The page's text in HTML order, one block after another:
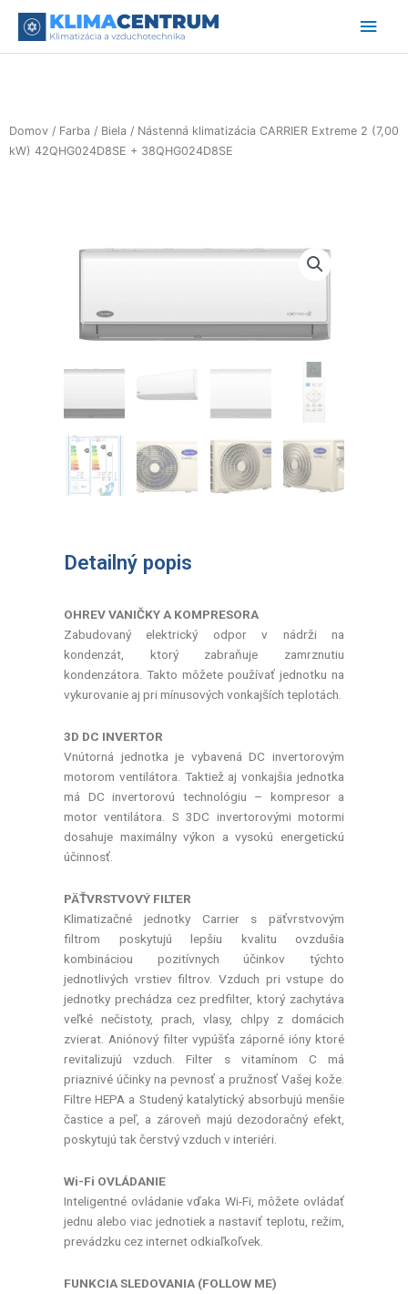
Domov / Farba / Biela / Nástenná klimatizácia CARRIER Extreme 2 (7,00
kW) 42QHG024D8SE + 38QHG024D8SE
Detailný popis
OHREV VANIČKY A KOMPRESORA
Zabudovaný elektrický odpor v nádrži na
kondenzát, ktorý zabraňuje zamrznutiu
kondenzátora. Takto môžete používať jednotku na
vykurovanie aj pri mínusových vonkajších teplotách.
3D DC INVERTOR
Vnútorná jednotka je vybavená DC invertorovým
motorom ventilátora. Taktiež aj vonkajšia jednotka
má DC invertorovú technológiu – kompresor a
motor ventilátora. S 3DC invertorovými motormi
dosahuje maximálny výkon a vysokú energetickú
účinnosť.
PÄŤVRSTVOVÝ FILTER
Klimatizačné jednotky Carrier s päťvrstvovým
filtrom poskytujú lepšiu kvalitu ovzdušia
kombináciou pozitívnych účinkov týchto
jednotlivých vrstiev filtrov. Vzduch pri vstupe do
jednotky prechádza cez predfilter, ktorý zachytáva
veľké nečistoty, prach, vlasy, chlpy z domácich
zvierat. Aniónový filter vypúšťa záporné ióny ktoré
revitalizujú vzduch. Filter s vitamínom C má
priaznivé účinky na pevnosť a pružnosť Vašej kože.
Filtre HEPA a Studený katalytický absorbujú menšie
častice a peľ, a zároveň majú dezodoračný efekt,
poskytujú tak čerstvý vzduch v interiéri.
Wi-Fi OVLÁDANIE
Inteligentné ovládanie vďaka Wi-Fi, môžete ovládať
jednu alebo viac jednotiek a nastaviť teplotu, režim,
prevádzku cez internet odkiaľkoľvek.
FUNKCIA SLEDOVANIA (FOLLOW ME)